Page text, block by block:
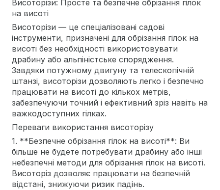
Висоторізи: Просте та безпечне обрізання гілок
на висоті
Висоторізи — це спеціалізовані садові
інструменти, призначені для обрізання гілок на
висоті без необхідності використовувати
драбину або альпіністське спорядження.
Завдяки потужному двигуну та телескопічній
штанзі, висоторізи дозволяють легко і безпечно
працювати на висоті до кількох метрів,
забезпечуючи точний і ефективний зріз навіть на
важкодоступних гілках.
Переваги використання висоторізу
1. **Безпечне обрізання гілок на висоті**: Ви
більше не будете потребувати драбину або інші
небезпечні методи для обрізання гілок на висоті.
Висоторіз дозволяє працювати на безпечній
відстані, знижуючи ризик падінь.